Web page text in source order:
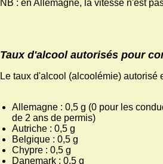
NB : en Allemagne, la vitesse n'est
Taux d'alcool autorisés pour
Le taux d'alcool (alcoolémie) autorisé
Allemagne : 0,5 g (0 pour les
de 2 ans de permis)
Autriche : 0,5 g
Belgique : 0,5 g
Chypre : 0,5 g
Danemark : 0,5 g